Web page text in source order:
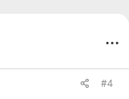
...
#4